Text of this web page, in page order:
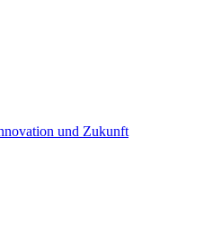
und Zukunft